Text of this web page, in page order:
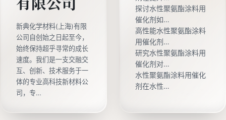
新典化学材料(上海)有限
公司自创始之日起至今，
始终保持超乎寻常的成长
速度。我们是一支交融交
互、创新、技术服务于一
体的专业高科技新材料公
司，专…
探讨水性聚氨酯涂料用
催化剂如…
高性能水性聚氨酯涂料
用催化剂…
研究水性聚氨酯涂料用
催化剂对…
水性聚氨酯涂料用催化
剂在水性…